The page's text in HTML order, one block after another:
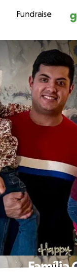
Skip
Fundraise
Família